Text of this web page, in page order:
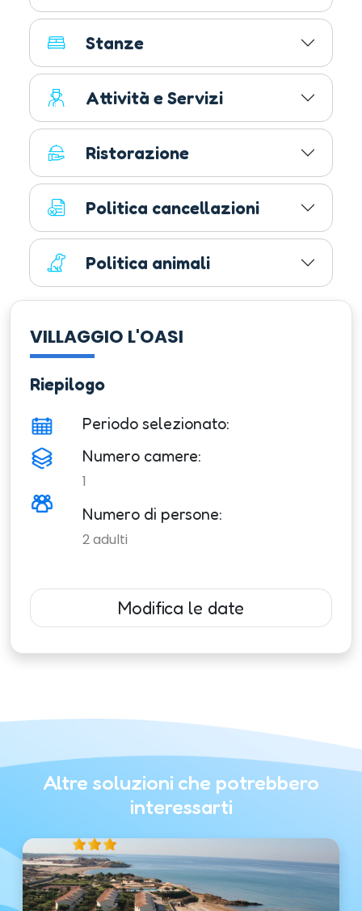
Stanze
Attività e Servizi
Ristorazione
Politica cancellazioni
Politica animali
VILLAGGIO L'OASI
Riepilogo
Periodo selezionato:
Numero camere:
1
Numero di persone:
2adulti
Modifica le date
Altre soluzioni che potrebbero
interessarti